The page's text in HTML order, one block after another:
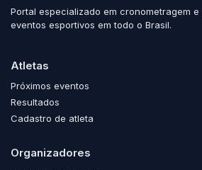
Portal especializado em cronometragem
eventos esportivos em todo o Brasil.
Atletas
Próximos eventos
Resultados
Cadastro de atleta
Organizadores